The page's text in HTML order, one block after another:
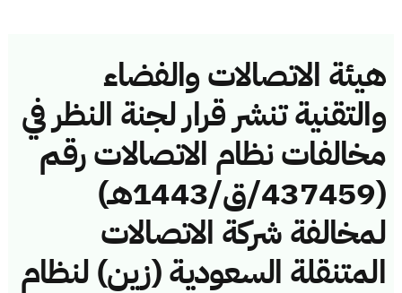
هيئة الاتصالات والفضاء
والتقنية تنشر قرار لجنة النظر في
مخالفات نظام الاتصالات رقم
(437459/ق/1443هـ)
لمخالفة شركة الاتصالات
المتنقلة السعودية (زين) لنظام